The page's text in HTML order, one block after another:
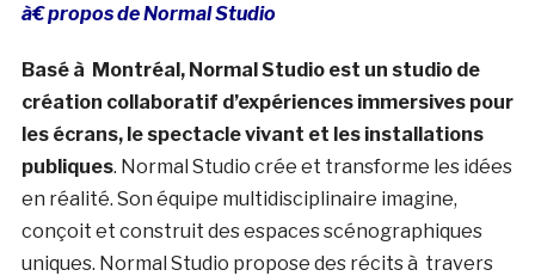
à€ propos de Normal Studio
Basé à Montréal, Normal Studio est un studio de
création collaboratif d’expériences immersives pour
les écrans, le spectacle vivant et les installations
publiques. Normal Studio crée et transforme les idées
en réalité. Son équipe multidisciplinaire imagine,
conçoit et construit des espaces scénographiques
uniques. Normal Studio propose des récits à travers